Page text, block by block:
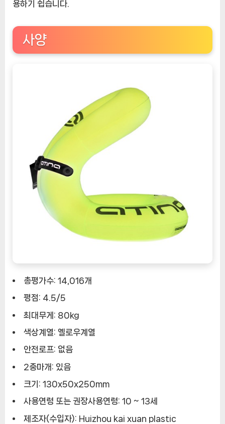
용하기 쉽습니다.
사양
총평가수: 14,016개
평점: 4.5/5
최대무게: 80kg
색상계열: 옐로우계열
안전로프: 없음
2중마개: 있음
크기: 130x50x250mm
사용연령 또는 권장사용연령: 10 ~ 13세
제조자(수입자): Huizhou kai xuan plastic